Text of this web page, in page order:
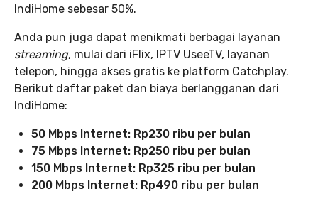
IndiHome sebesar 50%.
Anda pun juga dapat menikmati berbagai layanan
streaming, mulai dari iFlix, IPTV UseeTV, layanan
telepon, hingga akses gratis ke platform Catchplay.
Berikut daftar paket dan biaya berlangganan dari
IndiHome:
50 Mbps Internet: Rp230 ribu per bulan
75 Mbps Internet: Rp250 ribu per bulan
150 Mbps Internet: Rp325 ribu per bulan
200 Mbps Internet: Rp490 ribu per bulan